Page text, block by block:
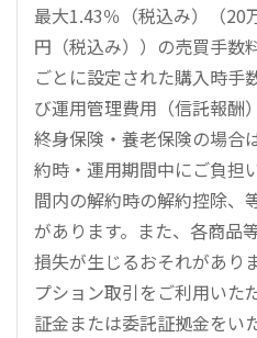
最大1.43％（税込み）（20
円（税込み））の売買手数
ごとに設定された購入時手
び運用管理費用（信託報酬
終身保険・養老保険の場合
約時・運用期間中にご負担
間内の解約時の解約控除、
があります。また、各商品
損失が生じるおそれがあり
プション取引をご利用いた
証金または委託証拠金をい